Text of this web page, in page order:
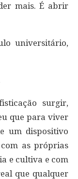
mais. É abrir
universitário,
surgir,
que para viver
um dispositivo
as próprias
e cultiva e com
que qualquer